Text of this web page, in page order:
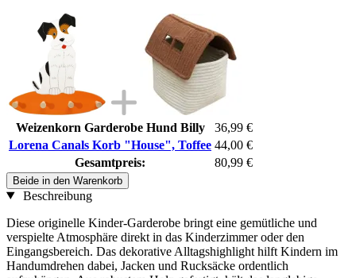
Weizenkorn Garderobe Hund Billy
36,99 €
Lorena Canals Korb "House", Toffee 44,00 €
Gesamtpreis:
80,99 €
Beide in den Warenkorb
Beschreibung
Diese originelle Kinder-Garderobe bringt eine gemütliche und
verspielte Atmosphäre direkt in das Kinderzimmer oder den
Eingangsbereich. Das dekorative Alltagshighlight hilft Kindern im
Handumdrehen dabei, Jacken und Rucksäcke ordentlich